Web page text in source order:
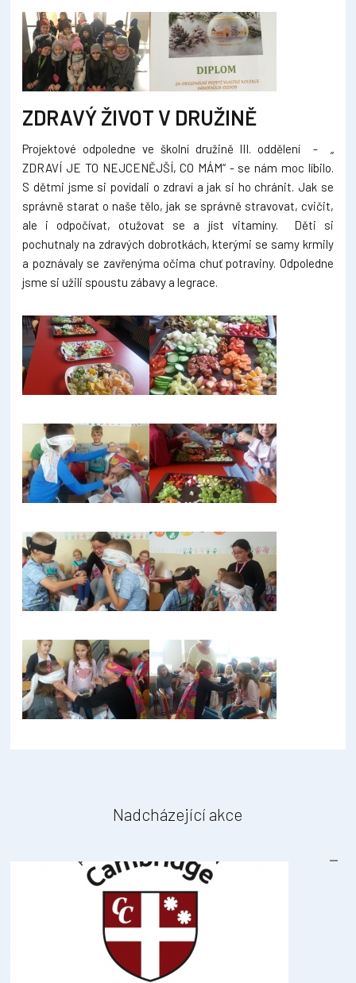
ZDRAVÝ ŽIVOT V DRUŽINĚ
Projektové odpoledne ve školní družině III. oddělení - „
ZDRAVÍ JE TO NEJCENĚJŠÍ, CO MÁM“ - se nám moc líbilo.
S dětmi jsme si povídali o zdraví a jak si ho chránit. Jak se
správně starat o naše tělo, jak se správně stravovat, cvičit,
ale i odpočívat, otužovat se a jíst vitamíny. Děti si
pochutnaly na zdravých dobrotkách, kterými se samy krmily
a poznávaly se zavřenýma očima chuť potraviny. Odpoledne
jsme si užili spoustu zábavy a legrace.
Nadcházející akce